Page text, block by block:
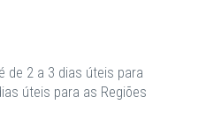
de 2 a 3 dias úteis para
úteis para as Regiões